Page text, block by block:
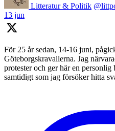
Litteratur & Politik
13 jun
För 25 år sedan, 14-16 juni,
Göteborgskravallerna. Jag
protester och ger här en
samtidigt som jag försöker hitta